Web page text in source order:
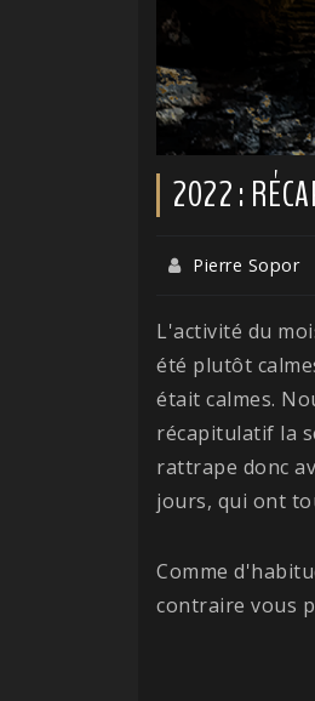
2022 :
Pierre Sopor
L'activité du
été plutôt
était calmes.
récapitulatif la
rattrape donc
jours, qui ont
Comme
contraire vous